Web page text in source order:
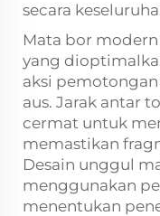
secara
Mata bor
yang
aksi
aus. Jarak antar
cermat untuk
memastikan
Desain unggul
menggunakan
menentukan